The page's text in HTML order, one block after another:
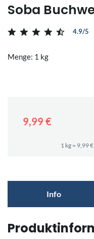
Soba
4.9/5
Menge: 1 kg
9,99 €
1 kg = 9,99 €
Info